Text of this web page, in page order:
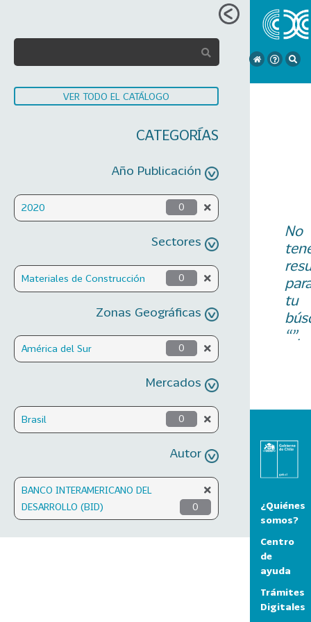
VER TODO EL CATÁLOGO
CATEGORÍAS
Año Publicación
2020 0
Sectores
Materiales de Construcción 0
Zonas Geográficas
América del Sur 0
Mercados
Brasil 0
Autor
BANCO INTERAMERICANO DEL
DESARROLLO (BID)
0
No
tu
“”.
¿Quiénes
somos?
Centro
de
ayuda
Trámites
Digitales